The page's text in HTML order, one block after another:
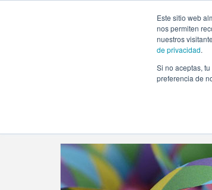
Este sitio web
nos permiten
nuestros
de privacidad.
Si no aceptas,
preferencia de
preparar cumpleaños